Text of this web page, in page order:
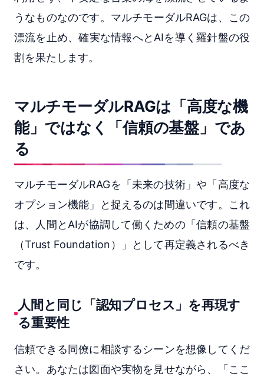
うなものなのです。マルチモーダルRAGは、この
漂流を止め、確実な情報へとAIを導く羅針盤の役
割を果たします。
マルチモーダルRAGは「高度な機
能」ではなく「信頼の基盤」であ
る
マルチモーダルRAGを「未来の技術」や「高度な
オプション機能」と捉えるのは間違いです。これ
は、人間とAIが協調して働くための「信頼の基盤
（Trust Foundation）」として再定義されるべき
です。
人間と同じ「認知プロセス」を再現す
る重要性
信頼できる同僚に相談するシーンを想像してくだ
さい。あなたは図面や実物を見せながら、「ここ